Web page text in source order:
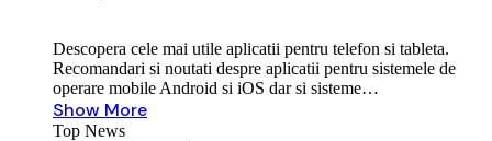
Descopera cele mai utile aplicatii pentru telefon si tableta.
Recomandari si noutati despre aplicatii pentru sistemele de
operare mobile Android si iOS dar si sisteme…
Show More
Top News